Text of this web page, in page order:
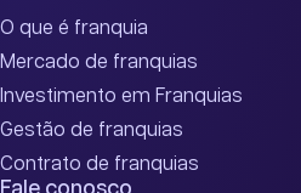
O que é franquia
Mercado de franquias
Investimento em Franquias
Gestão de franquias
Contrato de franquias